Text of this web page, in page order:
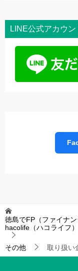
LINE公式アカウン
徳島でFP（ファイナ
hacolife（ハコライフ）
その他 取り扱い